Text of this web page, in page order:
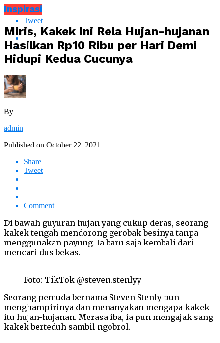
Share
Tweet
Inspirasi
Miris, Kakek Ini Rela Hujan-hujanan
Hasilkan Rp10 Ribu per Hari Demi
Hidupi Kedua Cucunya
By
admin
Published on October 22, 2021
Share
Tweet
Comment
Di bawah guyuran hujan yang cukup deras, seorang
kakek tengah mendorong gerobak besinya tanpa
menggunakan payung. Ia baru saja kembali dari
mencari dus bekas.
Foto: TikTok @steven.stenlyy
Seorang pemuda bernama Steven Stenly pun
menghampirinya dan menanyakan mengapa kakek
itu hujan-hujanan. Merasa iba, ia pun mengajak sang
kakek berteduh sambil ngobrol.